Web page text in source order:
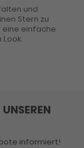
und
Stern zu
einfache
informiert!